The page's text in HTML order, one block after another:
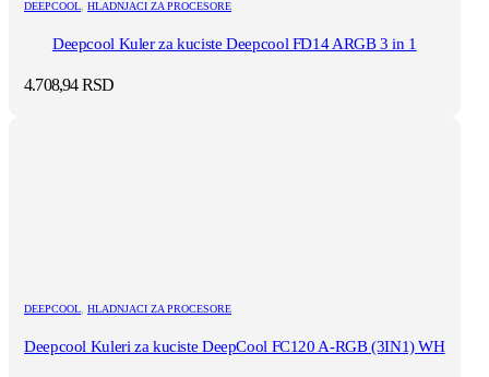
DEEPCOOL HLADNJACI ZA PROCESORE
Deepcool Kuler za kuciste Deepcool FD14 ARGB 3 in 1
4.708,94RSD
DEEPCOOL HLADNJACI ZA PROCESORE
Deepcool Kuleri za kuciste DeepCool FC120 A-RGB (3IN1) WH